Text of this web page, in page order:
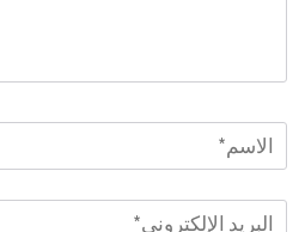
الاسم
البريد